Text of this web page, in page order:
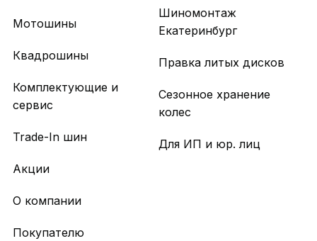
Мотошины
Квадрошины
Комплектующие и
сервис
Trade-In шин
Акции
Шиномонтаж
Екатеринбург
Правка литых дисков
Сезонное хранение
колес
Для ИП и юр. лиц
О компании
Покупателю